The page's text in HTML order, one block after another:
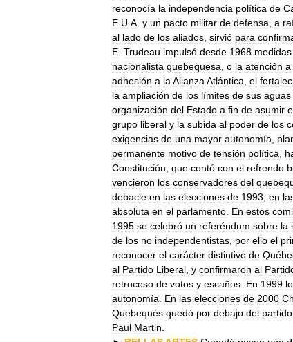
reconocía la independencia política de
E U A y un pacto militar de defensa a
al lado de los aliados sirvió para
E Trudeau impulsó desde 1968 medidas
nacionalista quebequesa o la atención a
adhesión a la Alianza Atlántica el
la ampliación de los límites de sus aguas
organización del Estado a fin de asumir
grupo liberal y la subida al poder de los
exigencias de una mayor autonomía
permanente motivo de tensión política
Constitución que contó con el refrendo
vencieron los conservadores del
debacle en las elecciones de 1993 en
absoluta en el parlamento En estos
1995 se celebró un referéndum sobre la
de los no independentistas por ello el
reconocer el carácter distintivo de
al Partido Liberal y confirmaron al
retroceso de votos y escaños En 1999
autonomía
En las elecciones de 2000
Quebequés quedó por debajo del partido
Paul Martin